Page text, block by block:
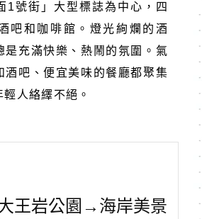
1號街」大型標誌為中心，四
吧和咖啡館。燈光絢爛的酒
是充滿快樂、熱鬧的氛圍。氣
酒吧、便宜美味的餐廳都聚集
人絡繹不絕。
王岩公園→海岸美景